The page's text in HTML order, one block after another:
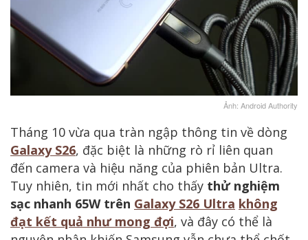
Ảnh: Android Authority
Tháng 10 vừa qua tràn ngập thông tin về dòng
Galaxy S26, đặc biệt là những rò rỉ liên quan
đến camera và hiệu năng của phiên bản Ultra.
Tuy nhiên, tin mới nhất cho thấy thử nghiệm
sạc nhanh 65W trên Galaxy S26 Ultra không
đạt kết quả như mong đợi, và đây có thể là